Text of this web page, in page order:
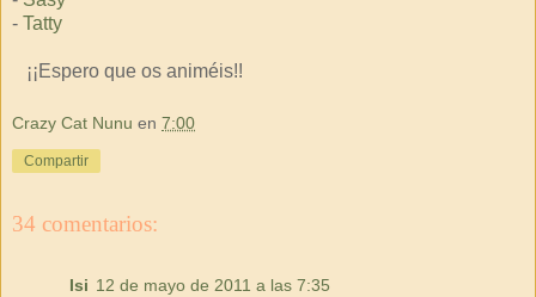
- Tatty
¡¡Espero que os animéis!!
Crazy Cat Nunu en 7:00
Compartir
34 comentarios:
Isi 12 de mayo de 2011 a las 7:35